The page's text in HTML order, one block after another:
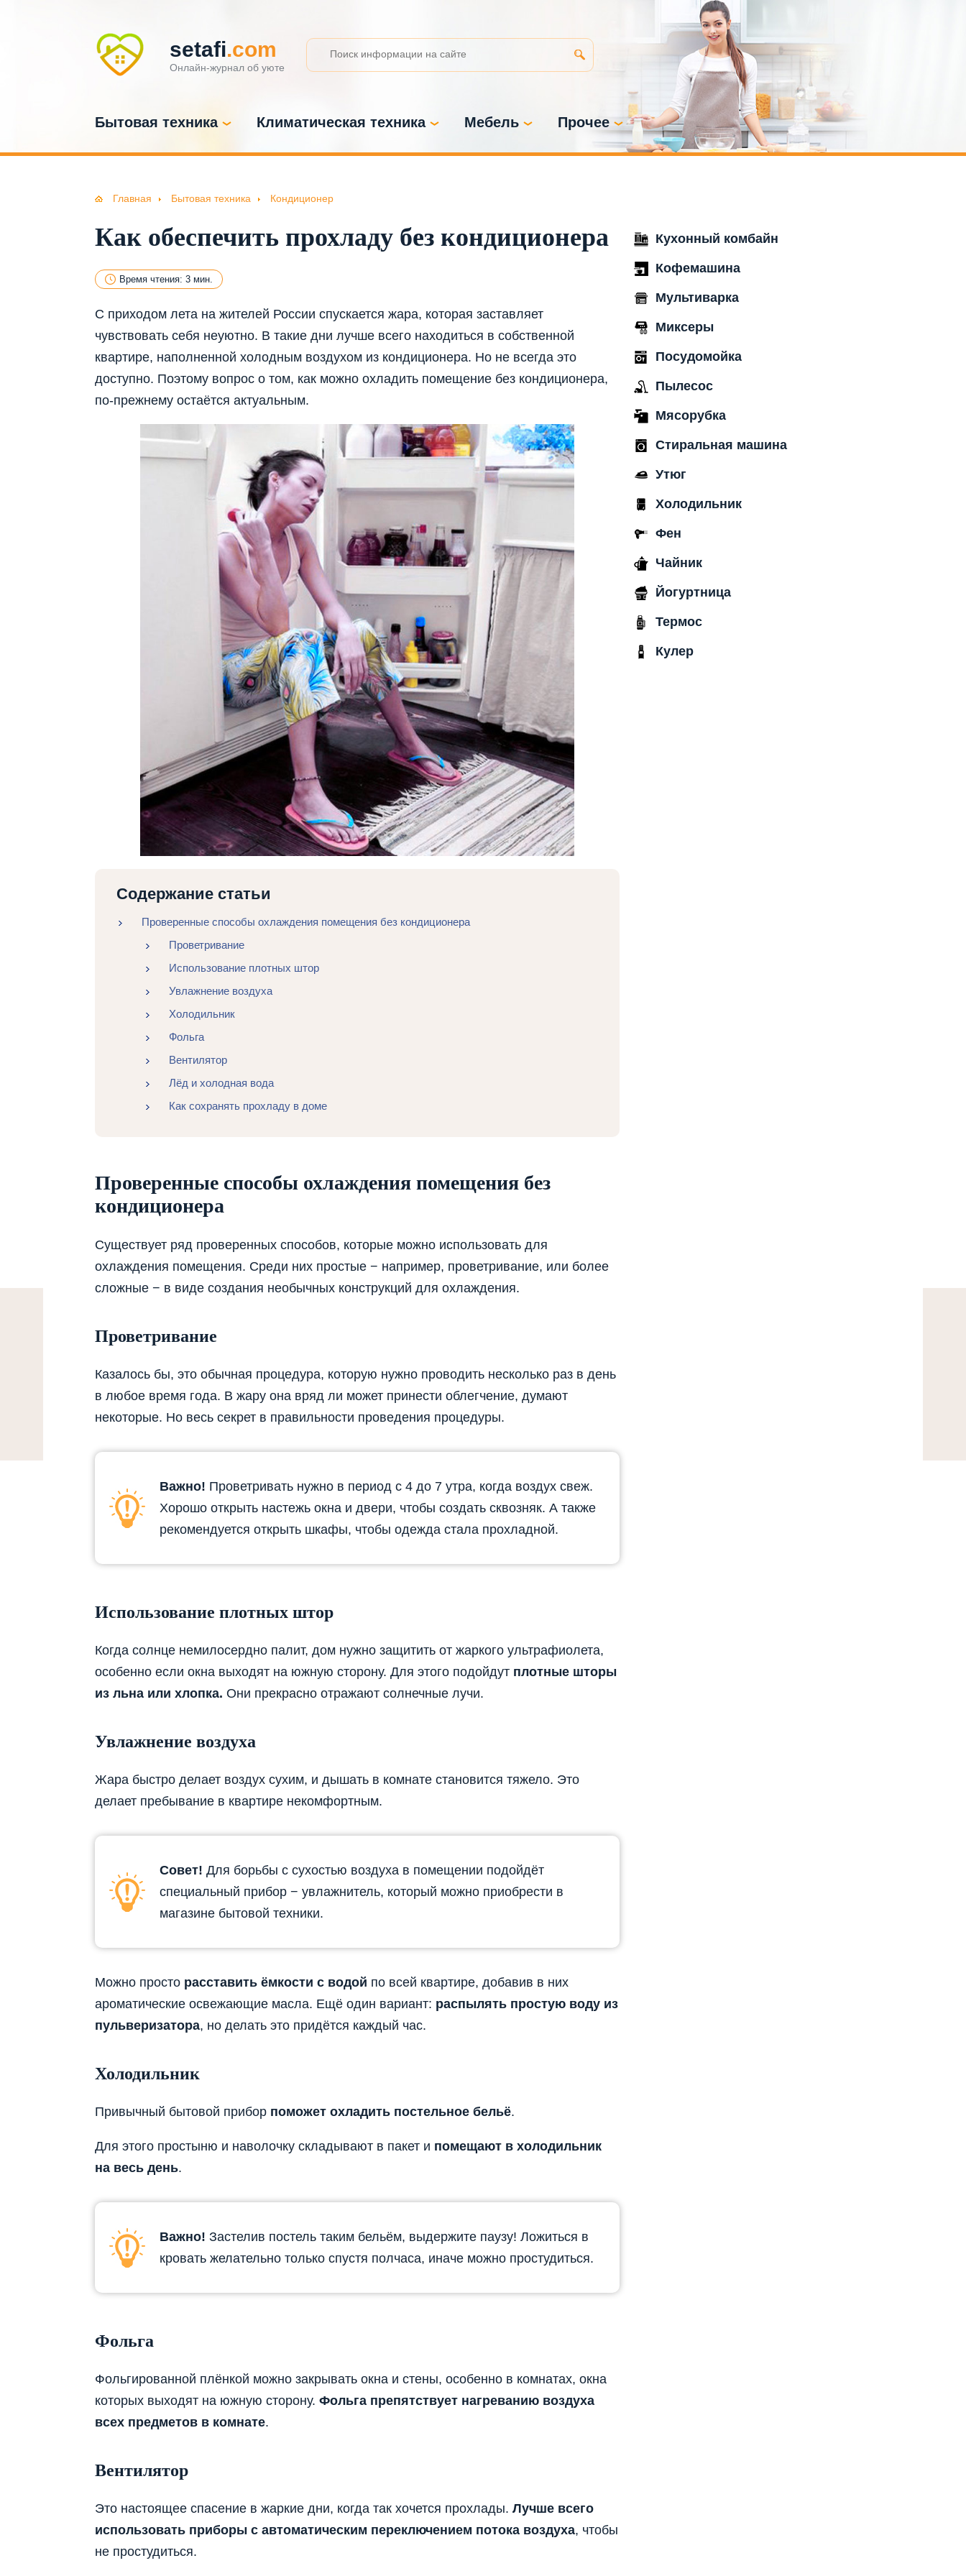
setafi.com
Онлайн-журнал об уюте
Бытовая техника Климатическая техника Мебель Прочее
Главная Бытовая техника Кондиционер
Как обеспечить прохладу без кондиционера
Время чтения: 3 мин.
С приходом лета на жителей России спускается жара, которая заставляет
чувствовать себя неуютно. В такие дни лучше всего находиться в собственной
квартире, наполненной холодным воздухом из кондиционера. Но не всегда это
доступно. Поэтому вопрос о том, как можно охладить помещение без кондиционера,
по-прежнему остаётся актуальным.
Содержание статьи
Проверенные способы охлаждения помещения без кондиционера
Проветривание
Использование плотных штор
Увлажнение воздуха
Холодильник
Фольга
Вентилятор
Лёд и холодная вода
Как сохранять прохладу в доме
Проверенные способы охлаждения помещения без
кондиционера
Существует ряд проверенных способов, которые можно использовать для
охлаждения помещения. Среди них простые − например, проветривание, или более
сложные − в виде создания необычных конструкций для охлаждения.
Проветривание
Казалось бы, это обычная процедура, которую нужно проводить несколько раз в день
в любое время года. В жару она вряд ли может принести облегчение, думают
некоторые. Но весь секрет в правильности проведения процедуры.
Важно! Проветривать нужно в период с 4 до 7 утра, когда воздух свеж.
Хорошо открыть настежь окна и двери, чтобы создать сквозняк. А также
рекомендуется открыть шкафы, чтобы одежда стала прохладной.
Использование плотных штор
Когда солнце немилосердно палит, дом нужно защитить от жаркого ультрафиолета,
особенно если окна выходят на южную сторону. Для этого подойдут плотные шторы
из льна или хлопка. Они прекрасно отражают солнечные лучи.
Увлажнение воздуха
Жара быстро делает воздух сухим, и дышать в комнате становится тяжело. Это
делает пребывание в квартире некомфортным.
Совет! Для борьбы с сухостью воздуха в помещении подойдёт
специальный прибор − увлажнитель, который можно приобрести в
магазине бытовой техники.
Можно просто расставить ёмкости с водой по всей квартире, добавив в них
ароматические освежающие масла. Ещё один вариант: распылять простую воду из
пульверизатора, но делать это придётся каждый час.
Холодильник
Привычный бытовой прибор поможет охладить постельное бельё.
Для этого простыню и наволочку складывают в пакет и помещают в холодильник
на весь день.
Важно! Застелив постель таким бельём, выдержите паузу! Ложиться в
кровать желательно только спустя полчаса, иначе можно простудиться.
Фольга
Фольгированной плёнкой можно закрывать окна и стены, особенно в комнатах, окна
которых выходят на южную сторону. Фольга препятствует нагреванию воздуха
всех предметов в комнате.
Вентилятор
Это настоящее спасение в жаркие дни, когда так хочется прохлады. Лучше всего
использовать приборы с автоматическим переключением потока воздуха, чтобы
не простудиться.
Кухонный комбайн
Кофемашина
Мультиварка
Миксеры
Посудомойка
Пылесос
Мясорубка
Стиральная машина
Утюг
Холодильник
Фен
Чайник
Йогуртница
Термос
Кулер